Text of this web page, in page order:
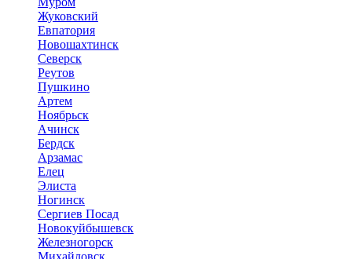
Жуковский
Евпатория
Новошахтинск
Северск
Реутов
Пушкино
Артем
Ноябрьск
Ачинск
Бердск
Арзамас
Елец
Элиста
Ногинск
Сергиев Посад
Новокуйбышевск
Железногорск
Михайловск